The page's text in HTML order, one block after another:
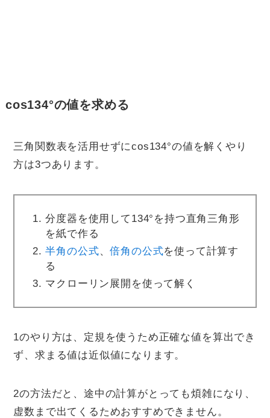
cos134°の値を求める
三角関数表を活用せずにcos134°の値を解くやり
方は3つあります。
分度器を使用して134°を持つ直角三角形
を紙で作る
半角の公式、倍角の公式を使って計算す
る
マクローリン展開を使って解く
1のやり方は、定規を使うため正確な値を算出でき
ず、求まる値は近似値になります。
2の方法だと、途中の計算がとっても煩雑になり、
虚数まで出てくるためおすすめできません。